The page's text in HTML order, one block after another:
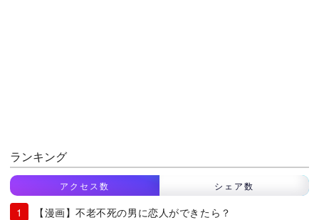
ランキング
アクセス数 シェア数
【漫画】不老不死の男に恋人ができたら？